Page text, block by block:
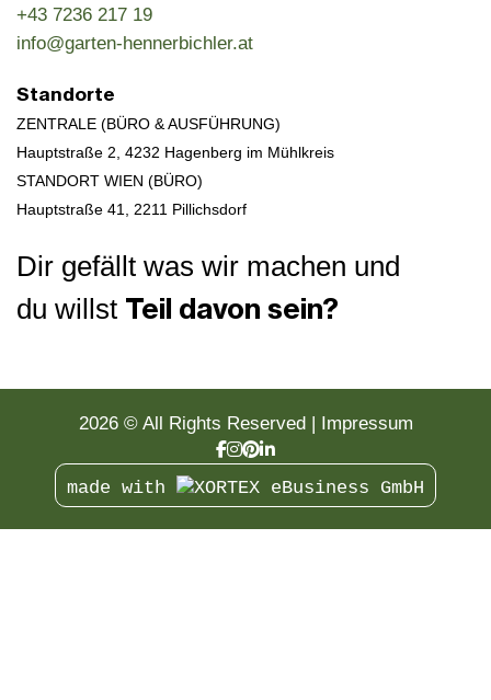
+43 7236 217 19
info@garten-hennerbichler.at
Standorte
ZENTRALE (BÜRO & AUSFÜHRUNG)
Hauptstraße 2, 4232 Hagenberg im Mühlkreis
STANDORT WIEN (BÜRO)
Hauptstraße 41, 2211 Pillichsdorf
Dir gefällt was wir machen und
du willst Teil davon sein?
2026 © All Rights Reserved Impressum
made with